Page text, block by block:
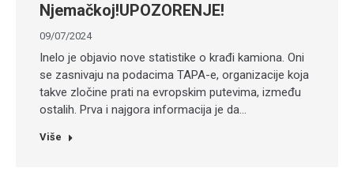
Njemačkoj!UPOZORENJE!
09/07/2024
Inelo je objavio nove statistike o krađi kamiona. Oni
se zasnivaju na podacima TAPA-e, organizacije koja
takve zločine prati na evropskim putevima, između
ostalih. Prva i najgora informacija je da…
Više